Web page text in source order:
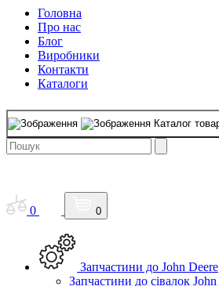
Головна
Про нас
Блог
Виробники
Контакти
Каталоги
Каталог
0 0
Запчастини до John Deere
Запчастини до сівалок